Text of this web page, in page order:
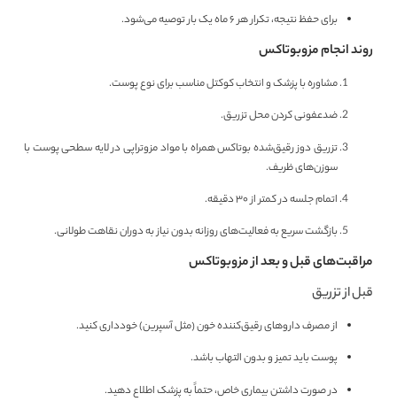
برای حفظ نتیجه، تکرار هر ۶ ماه یک بار توصیه می‌شود.
روند انجام مزوبوتاکس
مشاوره با پزشک و انتخاب کوکتل مناسب برای نوع پوست.
ضدعفونی کردن محل تزریق.
تزریق دوز رقیق‌شده بوتاکس همراه با مواد مزوتراپی در لایه سطحی پوست با
سوزن‌های ظریف.
اتمام جلسه در کمتر از ۳۰ دقیقه.
بازگشت سریع به فعالیت‌های روزانه بدون نیاز به دوران نقاهت طولانی.
مراقبت‌های قبل و بعد از مزوبوتاکس
قبل از تزریق
از مصرف داروهای رقیق‌کننده خون (مثل آسپرین) خودداری کنید.
پوست باید تمیز و بدون التهاب باشد.
در صورت داشتن بیماری خاص، حتماً به پزشک اطلاع دهید.